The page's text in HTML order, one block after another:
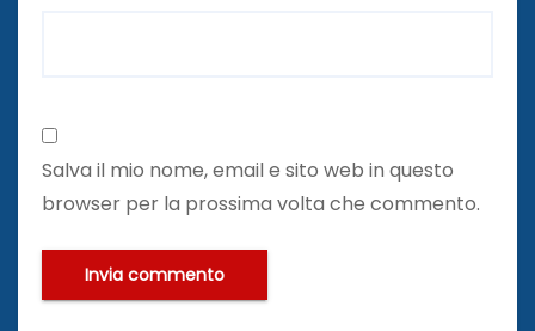
Salva il mio nome, email e sito web in questo
browser per la prossima volta che commento.